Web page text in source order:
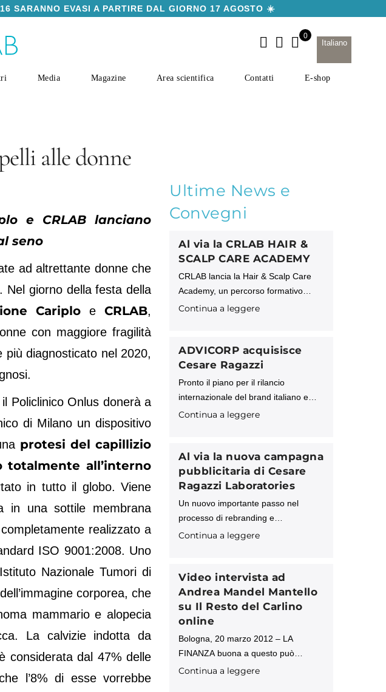
SARANNO EVASI A PARTIRE DAL GIORNO 17 AGOSTO ☀️
Italiano
Media Magazine Area scientifica Contatti E-shop
alle donne
e CRLAB lanciano
seno
ad altrettante donne che
Nel giorno della festa della
Cariplo eCRLAB,
con maggiore fragilità
diagnosticato nel 2020,
Policlinico Onlus donerà a
di Milano un dispositivo
protesi del capillizio
totalmente all’interno
in tutto il globo. Viene
in una sottile membrana
realizzato a
ISO 9001:2008. Uno
Nazionale Tumori di
corporea, che
mammario e alopecia
La calvizie indotta da
considerata dal 47% delle
l’8% di esse vorrebbe
Ultime News e
Convegni
Al via la CRLAB HAIR &
SCALP CARE ACADEMY
CRLAB lancia la Hair & Scalp Care
Academy, un percorso formativo
avanzato pensato per tutti i
tricologia, cosmetologia e tecnologie
applicate al benessere di cute e
capelli.
Continua a leggere
ADVICORP acquisisce
Cesare Ragazzi
Pronto il piano per il rilancio
internazionale del brand italiano e
della tecnologia proprietaria “Sistema
livello internazionale, comunica di
aver finalizzato
Continua a leggere
Al via la nuova campagna
pubblicitaria di Cesare
Ragazzi Laboratories
Un nuovo importante passo nel
processo di rebranding e
riposizionamento intrapreso
off line, di Cesare Ragazzi
Continua a leggere
Video intervista ad
Andrea Mandel Mantello
su Il Resto del Carlino
online
Bologna, 20 marzo 2012 – LA
FINANZA buona a questo può
servire: a trasformare la nomea di
Continua a leggere